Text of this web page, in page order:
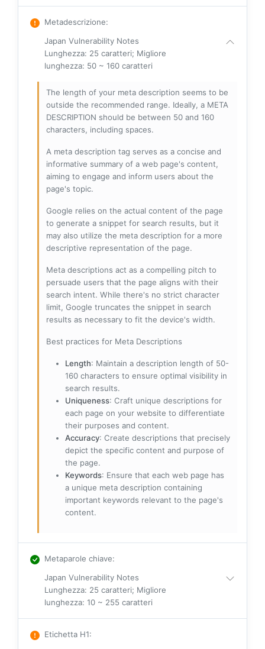
Metadescrizione:
Japan Vulnerability Notes
Lunghezza: 25 caratteri; Migliore
lunghezza: 50 ~ 160 caratteri
The length of your meta description seems to be
outside the recommended range. Ideally, a META
DESCRIPTION should be between 50 and 160
characters, including spaces.
A meta description tag serves as a concise and
informative summary of a web page's content,
aiming to engage and inform users about the
page's topic.
Google relies on the actual content of the page
to generate a snippet for search results, but it
may also utilize the meta description for a more
descriptive representation of the page.
Meta descriptions act as a compelling pitch to
persuade users that the page aligns with their
search intent. While there's no strict character
limit, Google truncates the snippet in search
results as necessary to fit the device's width.
Best practices for Meta Descriptions
Length: Maintain a description length of 50-
160 characters to ensure optimal visibility in
search results.
Uniqueness: Craft unique descriptions for
each page on your website to differentiate
their purposes and content.
Accuracy: Create descriptions that precisely
depict the specific content and purpose of
the page.
Keywords: Ensure that each web page has
a unique meta description containing
important keywords relevant to the page's
content.
Metaparole chiave:
Japan Vulnerability Notes
Lunghezza: 25 caratteri; Migliore
lunghezza: 10 ~ 255 caratteri
Etichetta H1: